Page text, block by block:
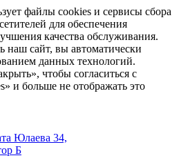
файлы cookies и сервисы сбора
для обеспечения
качества обслуживания.
наш сайт, вы автоматически
данных технологий.
чтобы согласиться с
и больше не отображать это
Юлаева 34,
Б